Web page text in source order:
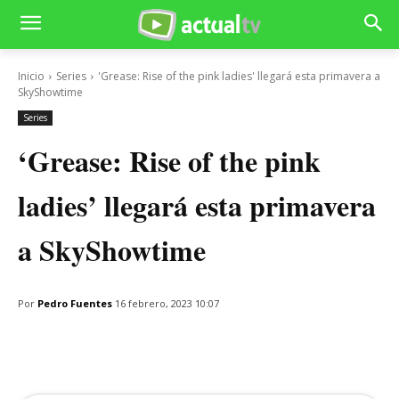
Inicio Series
'Grease: Rise of the pink ladies' llegará esta primavera a
SkyShowtime
Series
‘Grease: Rise of the pink
ladies’ llegará esta primavera
a SkyShowtime
Por Pedro Fuentes 16 febrero, 2023 10:07